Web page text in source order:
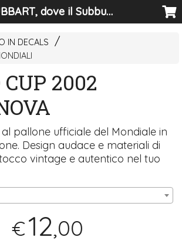
SUBBART, dove il Subbuteo diventa arte
IN DECALS
2002
pallone ufficiale del Mondiale in
Design audace e materiali di
vintage e autentico nel tuo
€12,00